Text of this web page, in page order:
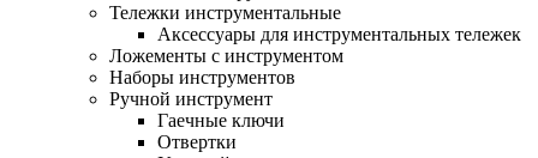
Тележки инструментальные
Аксессуары для инструментальных тележек
Ложементы с инструментом
Наборы инструментов
Ручной инструмент
Гаечные ключи
Отвертки